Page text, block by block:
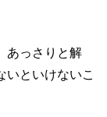
あっさりと解
いといけないこ